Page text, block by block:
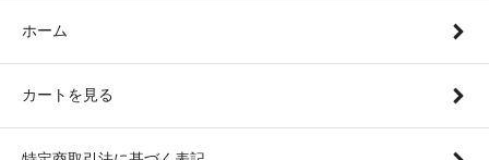
ホーム
カートを見る